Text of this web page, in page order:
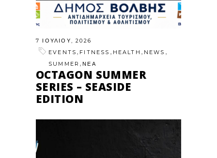
7 ΙΟΥΛΊΟΥ, 2026
EVENTS , FITNESS , HEALTH , NEWS ,
SUMMER ,ΝΕΑ
OCTAGON SUMMER
SERIES – SEASIDE
EDITION